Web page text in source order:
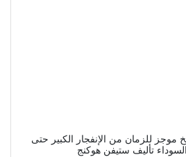
موجز للزمان من الإنفجار الكبير حتى